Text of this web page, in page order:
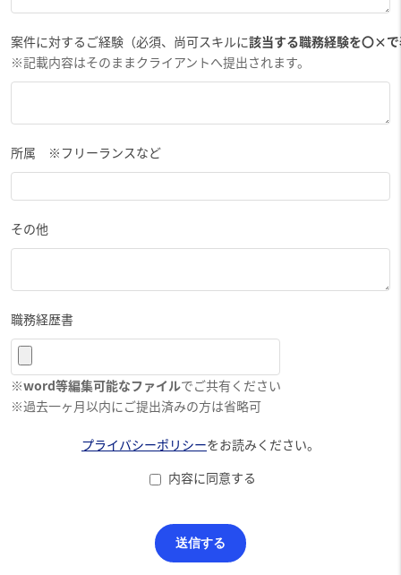
案件に対するご経験（必須、尚可スキルに該当する職務経験を〇×
※記載内容はそのままクライアントへ提出されます。
所属 ※フリーランスなど
その他
職務経歴書
※word等編集可能なファイルでご共有ください
※過去一ヶ月以内にご提出済みの方は省略可
プライバシーポリシーをお読みください。
内容に同意する